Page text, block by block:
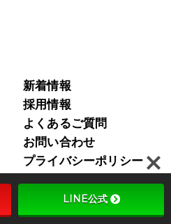
新着情報
採用情報
よくあるご質問
お問い合わせ
プライバシーポリシー
LINE公式